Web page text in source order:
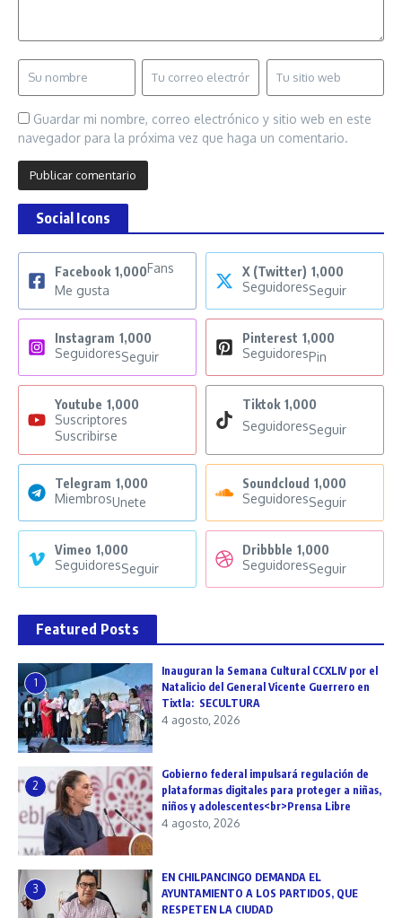
Guardar mi nombre, correo electrónico y sitio web en este
navegador para la próxima vez que haga un comentario.
Social Icons
Facebook 1,000Fans
Me gusta
X (Twitter) 1,000
SeguidoresSeguir
Instagram 1,000
SeguidoresSeguir
Pinterest 1,000
SeguidoresPin
Youtube 1,000
Suscriptores
Suscribirse
Tiktok 1,000
SeguidoresSeguir
Telegram 1,000
MiembrosUnete
Soundcloud 1,000
SeguidoresSeguir
Vimeo 1,000
SeguidoresSeguir
Dribbble 1,000
SeguidoresSeguir
Featured Posts
1
Inauguran la Semana Cultural CCXLIV por el
Natalicio del General Vicente Guerrero en
Tixtla: SECULTURA
4 agosto, 2026
2
Gobierno federal impulsará regulación de
plataformas digitales para proteger a niñas,
niños y adolescentes<br>Prensa Libre
4 agosto, 2026
3
EN CHILPANCINGO DEMANDA EL
AYUNTAMIENTO A LOS PARTIDOS, QUE
RESPETEN LA CIUDAD